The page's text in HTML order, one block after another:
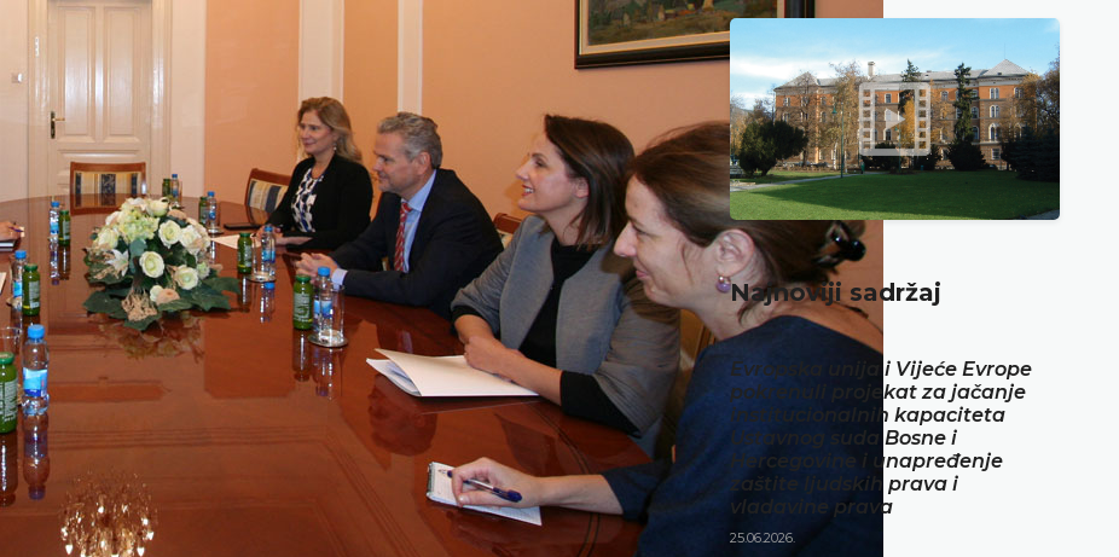
Najnoviji sadržaj
Evropska unija i Vijeće Evrope
pokrenuli projekat za jačanje
institucionalnih kapaciteta
Ustavnog suda Bosne i
Hercegovine i unapređenje
zaštite ljudskih prava i
vladavine prava
25.06.2026.